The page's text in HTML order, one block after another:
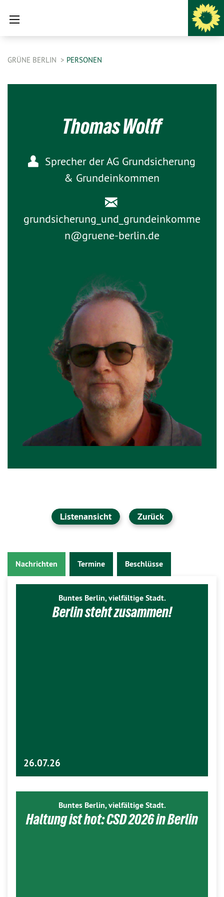
GRÜNE BERLIN PERSONEN
Thomas Wolff
Sprecher der AG Grundsicherung
& Grundeinkommen
grundsicherung_und_grundeinkomme
n@gruene-berlin.de
Listenansicht Zurück
Nachrichten Termine Beschlüsse
Buntes Berlin, vielfältige Stadt.
Berlin steht zusammen!
26.07.26
Buntes Berlin, vielfältige Stadt.
Haltung ist hot: CSD 2026 in Berlin